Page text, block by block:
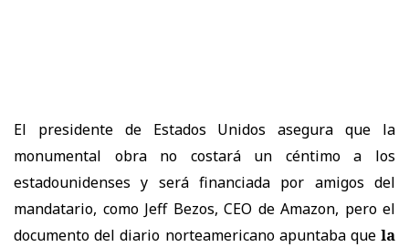
El presidente de Estados Unidos asegura que la
monumental obra no costará un céntimo a los
estadounidenses y será financiada por amigos del
mandatario, como Jeff Bezos, CEO de Amazon, pero el
documento del diario norteamericano apuntaba que la